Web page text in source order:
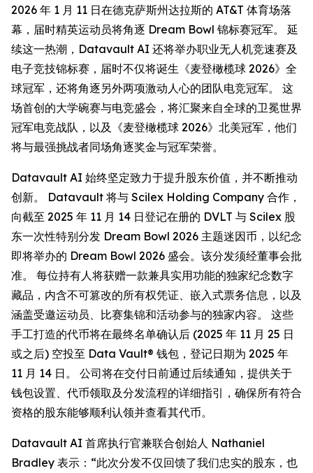
2026 年 1 月 11 日在德克萨斯州达拉斯的 AT&T 体育场落
幕，届时精英运动员将角逐 Dream Bowl 锦标赛冠军。 延
续这一热潮，Datavault AI 还将举办职业无人机竞速赛及
电子竞技锦标赛，届时不仅将诞生《麦登橄榄球 2026》全
球冠军，还将角逐另外两项激动人心的团队电竞冠军。 这
场首创的大学碗赛与电竞盛会，将汇聚来自全球的卫冕世界
冠军电竞战队，以及《麦登橄榄球 2026》北美冠军，他们
将与最强挑战者同场角逐奖金与冠军荣誉。
Datavault AI 始终坚定致力于提升股东价值，并不断推动
创新。 Datavault 将与 Scilex Holding Company 合作，
向截至 2025 年 11 月 14 日登记在册的 DVLT 与 Scilex 股
东一次性特别分发 Dream Bowl 2026 主题迷因币，以纪念
即将举办的 Dream Bowl 2026 盛会。该分发须经董事会批
准。 每位持有人将获赠一款兼具实用功能的独家纪念数字
藏品，内含不可篡改的所有权凭证、嵌入式票务信息，以及
涵盖受邀运动员、比赛集锦和活动参与的独家内容。 这些
手工打造的代币将在最终名单确认后 (2025 年 11 月 25 日
或之后) 空投至 Data Vault® 钱包，登记日期为 2025 年
11 月 14 日。 公司将在交付日前通过后续通知，提供关于
钱包设置、代币领取及分发流程的详细指引，确保所有符合
资格的股东能够顺利认领并查看其代币。
Datavault AI 首席执行官兼联合创始人 Nathaniel
Bradley 表示：“此次分发不仅回馈了我们忠实的股东，也